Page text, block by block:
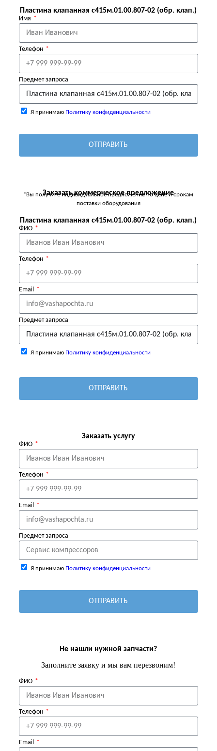
Пластина клапанная с415м.01.00.807-02 (обр. клап.)
Имя
Телефон
Предмет запроса
Я принимаю Политику конфиденциальности
ОТПРАВИТЬ
Заказать коммерческое предложение
*Вы получите индивидуальное предложение по цене и срокам
поставки оборудования
Пластина клапанная с415м.01.00.807-02 (обр. клап.)
ФИО
Телефон
Email
Предмет запроса
Я принимаю Политику конфиденциальности
ОТПРАВИТЬ
Заказать услугу
ФИО
Телефон
Email
Предмет запроса
Я принимаю Политику конфиденциальности
ОТПРАВИТЬ
Не нашли нужной запчасти?
Заполните заявку и мы вам перезвоним!
ФИО
Телефон
Email